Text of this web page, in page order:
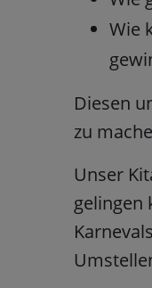
Wie
Diesen
zu
Unser
gelingen